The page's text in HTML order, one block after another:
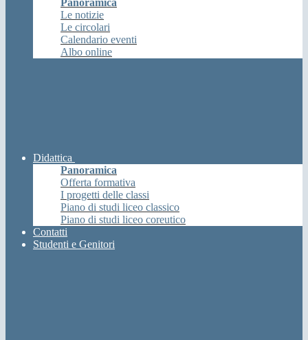
Panoramica
Le notizie
Le circolari
Calendario eventi
Albo online
Didattica
Panoramica
Offerta formativa
I progetti delle classi
Piano di studi liceo classico
Piano di studi liceo coreutico
Contatti
Studenti e Genitori